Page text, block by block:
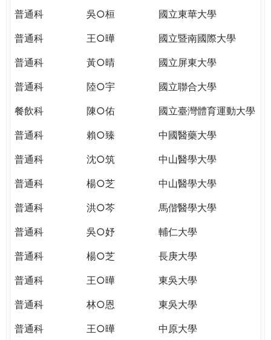
TOMORROW
YOU
THE
PATH
GLOBAL
普通科
吳○桓
國立東華大學
普通科
王○曄
國立暨南國際大學
普通科
黃○晴
國立屏東大學
普通科
陸○宇
國立聯合大學
餐飲科
陳○佑
國立臺灣體育運動大學
普通科
賴○臻
中國醫藥大學
普通科
沈○筑
中山醫學大學
普通科
楊○芝
中山醫學大學
普通科
洪○芩
馬偕醫學大學
普通科
吳○妤
輔仁大學
普通科
楊○芝
長庚大學
普通科
王○曄
東吳大學
普通科
林○恩
東吳大學
普通科
王○曄
中原大學